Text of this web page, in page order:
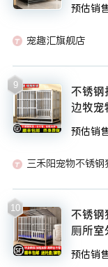
预估销
宠趣汇旗舰店
9
不锈钢
边牧宠
预估销
三禾阳宠物不锈钢
10
不锈钢
厕所室
预估销